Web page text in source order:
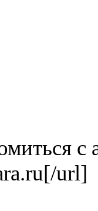
url]